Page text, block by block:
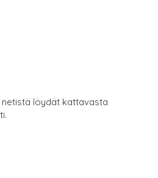
netistä löydät kattavasta